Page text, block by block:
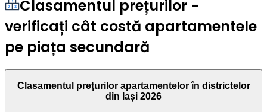
Clasamentul prețurilor -
verificați cât costă apartamentele
pe piața secundară
Clasamentul prețurilor apartamentelor în districtelor
din Iași 2026